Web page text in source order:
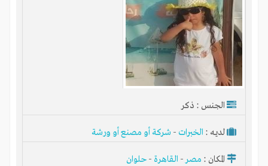
الجنس : ذكر
لديـه : الخبرات - شركة أو مصنع أو ورشة
المكان : مصر- القاهرة - حلوان